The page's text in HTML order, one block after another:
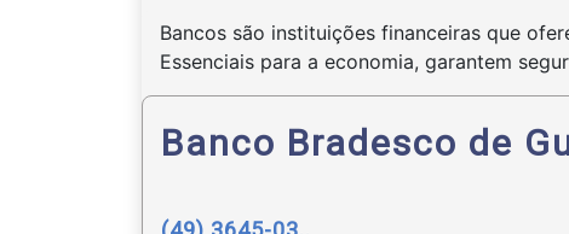
Bancos são instituições financeiras que
Essenciais para a economia, garantem
Banco Bradesco de